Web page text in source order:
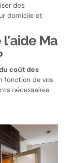
des
domicile et
Ma
coût des
fonction de vos
nécessaires